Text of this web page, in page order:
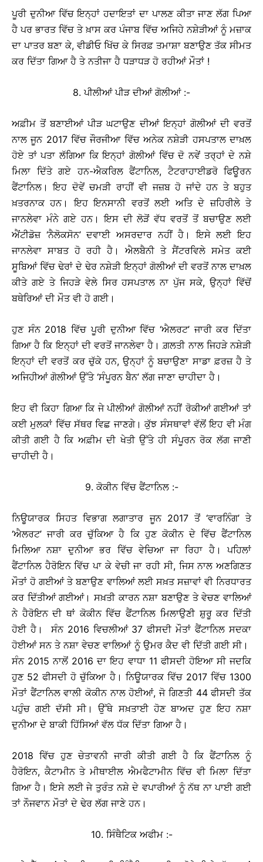
ਪੂਰੀ ਦੁਨੀਆ ਵਿੱਚ ਇਨ੍ਹਾਂ ਹਦਾਇਤਾਂ ਦਾ ਪਾਲਣ ਕੀਤਾ ਜਾਣ ਲੱਗ ਪਿਆ
ਹੈ ਪਰ ਭਾਰਤ ਵਿੱਚ ਤੇ ਖ਼ਾਸ ਕਰ ਪੰਜਾਬ ਵਿੱਚ ਅਜਿਹੇ ਨਸ਼ੇੜੀਆਂ ਨੂੰ ਮਜ਼ਾਕ
ਦਾ ਪਾਤਰ ਬਣਾ ਕੇ, ਵੀਡੀਓ ਖਿੱਚ ਕੇ ਸਿਰਫ਼ ਤਮਾਸ਼ਾ ਬਣਾਉਣ ਤੱਕ ਸੀਮਤ
ਕਰ ਦਿੱਤਾ ਗਿਆ ਹੈ ਤੇ ਨਤੀਜਾ ਹੈ ਧੜਾਧੜ ਹੋ ਰਹੀਆਂ ਮੌਤਾਂ !
8. ਪੀਲੀਆਂ ਪੀੜ ਦੀਆਂ ਗੋਲੀਆਂ :-
ਅਫ਼ੀਮ ਤੋਂ ਬਣਾਈਆਂ ਪੀੜ ਘਟਾਉਣ ਦੀਆਂ ਇਨ੍ਹਾਂ ਗੋਲੀਆਂ ਦੀ ਵਰਤੋਂ
ਨਾਲ ਜੂਨ 2017 ਵਿੱਚ ਜੌਰਜੀਆ ਵਿੱਚ ਅਨੇਕ ਨਸ਼ੇੜੀ ਹਸਪਤਾਲ ਦਾਖ਼ਲ
ਹੋਏ ਤਾਂ ਪਤਾ ਲੱਗਿਆ ਕਿ ਇਨ੍ਹਾਂ ਗੋਲੀਆਂ ਵਿੱਚ ਦੋ ਨਵੇਂ ਤਰ੍ਹਾਂ ਦੇ ਨਸ਼ੇ
ਮਿਲਾ ਦਿੱਤੇ ਗਏ ਹਨ-ਐਕਰਿਲ ਫੈਂਟਾਨਿਲ, ਟੈਟਰਾਹਾਈਡਰੋ ਫਿਊਰਨ
ਫੈਂਟਾਨਿਲ। ਇਹ ਦੋਵੇਂ ਚਮੜੀ ਰਾਹੀਂ ਵੀ ਜਜ਼ਬ ਹੋ ਜਾਂਦੇ ਹਨ ਤੇ ਬਹੁਤ
ਖ਼ਤਰਨਾਕ ਹਨ। ਇਹ ਇਨਸਾਨੀ ਵਰਤੋਂ ਲਈ ਅਤਿ ਦੇ ਜ਼ਹਿਰੀਲੇ ਤੇ
ਜਾਨਲੇਵਾ ਮੰਨੇ ਗਏ ਹਨ। ਇਸ ਦੀ ਲੋੜੋਂ ਵੱਧ ਵਰਤੋਂ ਤੋਂ ਬਚਾਉਣ ਲਈ
ਐਂਟੀਡੋਜ਼ ‘ਨੈਲੋਕਸੋਨ’ ਦਵਾਈ ਅਸਰਦਾਰ ਨਹੀਂ ਹੈ। ਇਸੇ ਲਈ ਇਹ
ਜਾਨਲੇਵਾ ਸਾਬਤ ਹੋ ਰਹੀ ਹੈ। ਐਲਬੈਨੀ ਤੇ ਸੈਂਟਰਵਿਲੇ ਸਮੇਤ ਕਈ
ਸੂਬਿਆਂ ਵਿੱਚ ਢੇਰਾਂ ਦੇ ਢੇਰ ਨਸ਼ੇੜੀ ਇਨ੍ਹਾਂ ਗੋਲੀਆਂ ਦੀ ਵਰਤੋਂ ਨਾਲ ਦਾਖ਼ਲ
ਕੀਤੇ ਗਏ ਤੇ ਜਿਹੜੇ ਵੇਲੇ ਸਿਰ ਹਸਪਤਾਲ ਨਾ ਪੁੱਜ ਸਕੇ, ਉਨ੍ਹਾਂ ਵਿੱਚੋਂ
ਬਥੇਰਿਆਂ ਦੀ ਮੌਤ ਵੀ ਹੋ ਗਈ।
ਹੁਣ ਸੰਨ 2018 ਵਿੱਚ ਪੂਰੀ ਦੁਨੀਆ ਵਿੱਚ ‘ਐਲਰਟ’ ਜਾਰੀ ਕਰ ਦਿੱਤਾ
ਗਿਆ ਹੈ ਕਿ ਇਨ੍ਹਾਂ ਦੀ ਵਰਤੋਂ ਜਾਨਲੇਵਾ ਹੈ। ਗ਼ਲਤੀ ਨਾਲ ਜਿਹੜੇ ਨਸ਼ੇੜੀ
ਇਨ੍ਹਾਂ ਦੀ ਵਰਤੋਂ ਕਰ ਚੁੱਕੇ ਹਨ, ਉਨ੍ਹਾਂ ਨੂੰ ਬਚਾਉਣਾ ਸਾਡਾ ਫ਼ਰਜ਼ ਹੈ ਤੇ
ਅਜਿਹੀਆਂ ਗੋਲੀਆਂ ਉੱਤੇ ‘ਸੰਪੂਰਨ ਬੈਨ’ ਲੱਗ ਜਾਣਾ ਚਾਹੀਦਾ ਹੈ।
ਇਹ ਵੀ ਕਿਹਾ ਗਿਆ ਕਿ ਜੇ ਪੀਲੀਆਂ ਗੋਲੀਆਂ ਨਹੀਂ ਰੋਕੀਆਂ ਗਈਆਂ ਤਾਂ
ਕਈ ਮੁਲਕਾਂ ਵਿੱਚ ਸੱਥਰ ਵਿਛ ਜਾਣਗੇ। ਕੁੱਝ ਸੰਸਥਾਵਾਂ ਵੱਲੋਂ ਇਹ ਵੀ ਮੰਗ
ਕੀਤੀ ਗਈ ਹੈ ਕਿ ਅਫ਼ੀਮ ਦੀ ਖੇਤੀ ਉੱਤੇ ਹੀ ਸੰਪੂਰਨ ਰੋਕ ਲੱਗ ਜਾਣੀ
ਚਾਹੀਦੀ ਹੈ।
9. ਕੋਕੀਨ ਵਿੱਚ ਫੈਂਟਾਨਿਲ :-
ਨਿਊਯਾਰਕ ਸਿਹਤ ਵਿਭਾਗ ਲਗਾਤਾਰ ਜੂਨ 2017 ਤੋਂ ‘ਵਾਰਨਿੰਗ’ ਤੇ
‘ਐਲਰਟ’ ਜਾਰੀ ਕਰ ਚੁੱਕਿਆ ਹੈ ਕਿ ਹੁਣ ਕੋਕੀਨ ਦੇ ਵਿੱਚ ਫੈਂਟਾਨਿਲ
ਮਿਲਿਆ ਨਸ਼ਾ ਦੁਨੀਆ ਭਰ ਵਿੱਚ ਵੇਚਿਆ ਜਾ ਰਿਹਾ ਹੈ। ਪਹਿਲਾਂ
ਫੈਂਟਾਨਿਲ ਹੈਰੋਇਨ ਵਿੱਚ ਪਾ ਕੇ ਵੇਚੀ ਜਾ ਰਹੀ ਸੀ, ਜਿਸ ਨਾਲ ਅਣਗਿਣਤ
ਮੌਤਾਂ ਹੋ ਗਈਆਂ ਤੇ ਬਣਾਉਣ ਵਾਲਿਆਂ ਲਈ ਸਖ਼ਤ ਸਜ਼ਾਵਾਂ ਵੀ ਨਿਰਧਾਰਤ
ਕਰ ਦਿੱਤੀਆਂ ਗਈਆਂ। ਸਖ਼ਤੀ ਕਾਰਨ ਨਸ਼ਾ ਬਣਾਉਣ ਤੇ ਵੇਚਣ ਵਾਲਿਆਂ
ਨੇ ਹੈਰੋਇਨ ਦੀ ਥਾਂ ਕੋਕੀਨ ਵਿੱਚ ਫੈਂਟਾਨਿਲ ਮਿਲਾਉਣੀ ਸ਼ੁਰੂ ਕਰ ਦਿੱਤੀ
ਹੋਈ ਹੈ। ਸੰਨ 2016 ਵਿਚਲੀਆਂ 37 ਫੀਸਦੀ ਮੌਤਾਂ ਫੈਂਟਾਨਿਲ ਸਦਕਾ
ਹੋਈਆਂ ਸਨ ਤੇ ਨਸ਼ਾ ਵੇਚਣ ਵਾਲਿਆਂ ਨੂੰ ਉਮਰ ਕੈਦ ਵੀ ਦਿੱਤੀ ਗਈ ਸੀ।
ਸੰਨ 2015 ਨਾਲੋਂ 2016 ਦਾ ਇਹ ਵਾਧਾ 11 ਫੀਸਦੀ ਹੋਇਆ ਸੀ ਜਦਕਿ
ਹੁਣ 52 ਫੀਸਦੀ ਹੋ ਚੁੱਕਿਆ ਹੈ। ਨਿਊਯਾਰਕ ਵਿੱਚ 2017 ਵਿੱਚ 1300
ਮੌਤਾਂ ਫੈਂਟਾਨਿਲ ਵਾਲੀ ਕੋਕੀਨ ਨਾਲ ਹੋਈਆਂ, ਜੋ ਗਿਣਤੀ 44 ਫੀਸਦੀ ਤੱਕ
ਪਹੁੰਚ ਗਈ ਦੱਸੀ ਸੀ। ਉੱਥੇ ਸਖ਼ਤਾਈ ਹੋਣ ਬਾਅਦ ਹੁਣ ਇਹ ਨਸ਼ਾ
ਦੁਨੀਆ ਦੇ ਬਾਕੀ ਹਿੱਸਿਆਂ ਵੱਲ ਧੱਕ ਦਿੱਤਾ ਗਿਆ ਹੈ।
2018 ਵਿੱਚ ਹੁਣ ਚੇਤਾਵਨੀ ਜਾਰੀ ਕੀਤੀ ਗਈ ਹੈ ਕਿ ਫੈਂਟਾਨਿਲ ਨੂੰ
ਹੈਰੋਇਨ, ਕੈਟਾਮੀਨ ਤੇ ਮੀਥਾਈਲ ਐਮਫੈਟਾਮੀਨ ਵਿੱਚ ਵੀ ਮਿਲਾ ਦਿੱਤਾ
ਗਿਆ ਹੈ। ਇਸੇ ਲਈ ਜੇ ਤੁਰੰਤ ਨਸ਼ੇ ਦੇ ਵਪਾਰੀਆਂ ਨੂੰ ਨੱਥ ਨਾ ਪਾਈ ਗਈ
ਤਾਂ ਨੌਜਵਾਨ ਮੌਤਾਂ ਦੇ ਢੇਰ ਲੱਗ ਜਾਣੇ ਹਨ।
10. ਸਿੰਥੈਟਿਕ ਅਫੀਮ :-